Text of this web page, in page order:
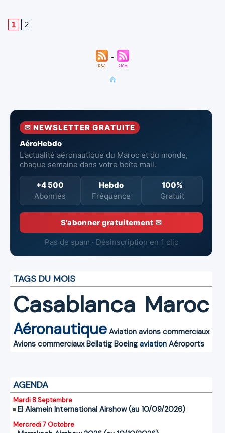
1 2
✉ NEWSLETTER GRATUITE
AéroHebdo
L'actualité aéronautique du Maroc et du monde,
chaque semaine dans votre boîte mail.
+4 500
Abonnés
Hebdo
Fréquence
100%
Gratuit
S'abonner gratuitement ✉
Pas de spam · Désinscription en 1 clic
TAGS DU MOIS
Casablanca Maroc
Aéronautique Aviation avions commerciaux
Avions commerciaux Bellatig Boeing aviation Aéroports
AGENDA
Mardi 8 Septembre
El Alamein International Airshow (au 10/09/2026)
Mercredi 7 Octobre